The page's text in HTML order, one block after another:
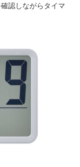
認しながらタイマ